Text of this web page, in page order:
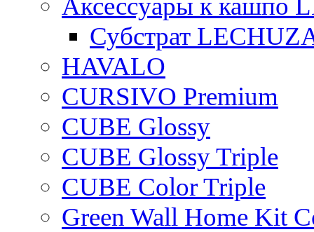
Аксессуары к кашпо
Субстрат
HAVALO
CURSIVO Premium
CUBE Glossy
CUBE Glossy Triple
CUBE Color Triple
Green Wall Home Kit